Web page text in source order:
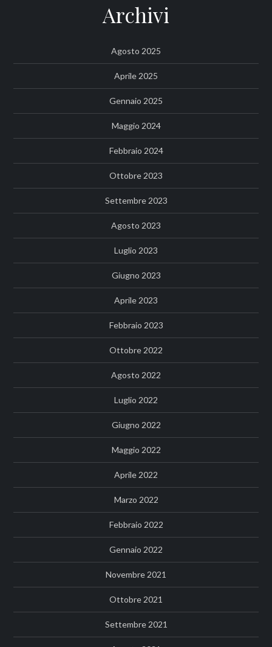
Archivi
Agosto 2025
Aprile 2025
Gennaio 2025
Maggio 2024
Febbraio 2024
Ottobre 2023
Settembre 2023
Agosto 2023
Luglio 2023
Giugno 2023
Aprile 2023
Febbraio 2023
Ottobre 2022
Agosto 2022
Luglio 2022
Giugno 2022
Maggio 2022
Aprile 2022
Marzo 2022
Febbraio 2022
Gennaio 2022
Novembre 2021
Ottobre 2021
Settembre 2021